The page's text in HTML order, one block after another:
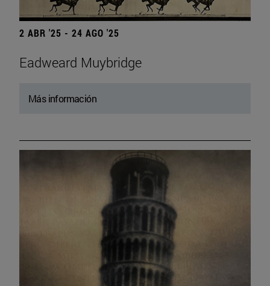
2 ABR '25 - 24 AGO '25
Eadweard Muybridge
Más información